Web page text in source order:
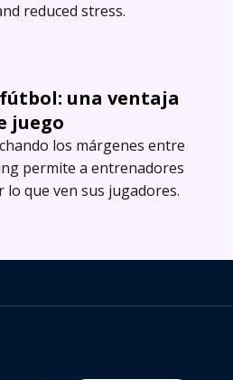
reduced stress.
una ventaja
juego
los márgenes entre
permite a entrenadores
que ven sus jugadores.